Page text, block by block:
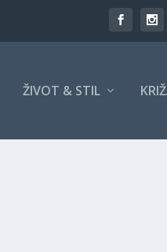
ŽIVOT & STIL